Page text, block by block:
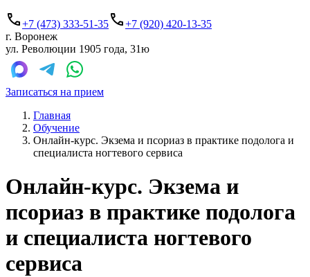
+7 (473) 333-51-35
+7 (920) 420-13-35
г. Воронеж
ул. Революции 1905 года, 31ю
Записаться на прием
Главная
Обучение
Онлайн-курс. Экзема и псориаз в практике подолога и
специалиста ногтевого сервиса
Онлайн-курс. Экзема и
псориаз в практике подолога
и специалиста ногтевого
сервиса